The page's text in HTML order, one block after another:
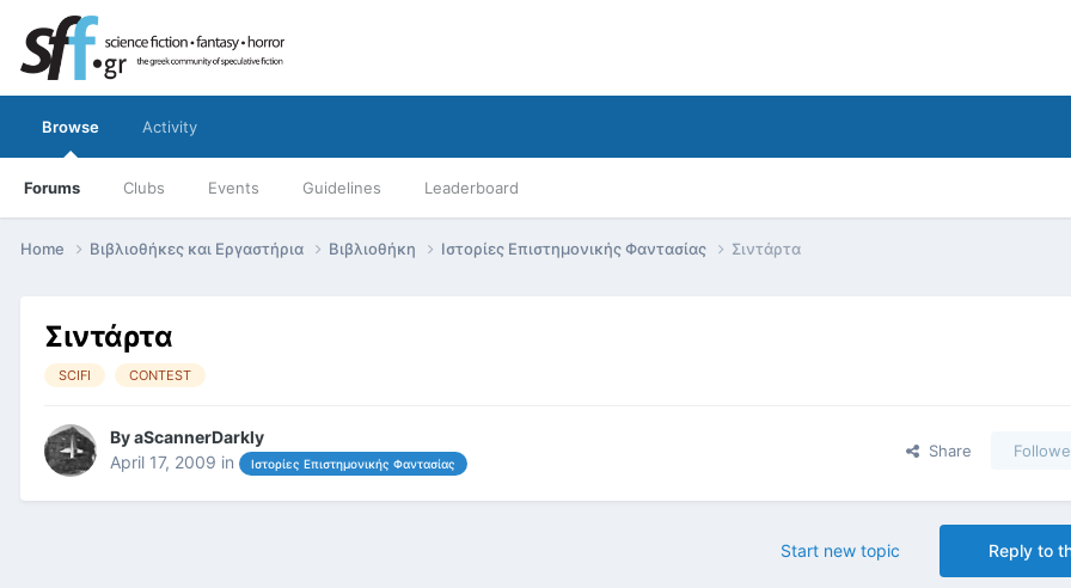
Browse
Forums Clubs Events Guidelines Leaderboard
Activity
Home Βιβλιοθήκες και Εργαστήρια Βιβλιοθήκη Ιστορίες Επιστημονικής Φαντασίας Σιντάρτα
Σιντάρτα
SCIFI CONTEST
ByaScannerDarkly
April 17, 2009 in Ιστορίες Επιστημονικής Φαντασίας
Share
Reply to
Start new topic